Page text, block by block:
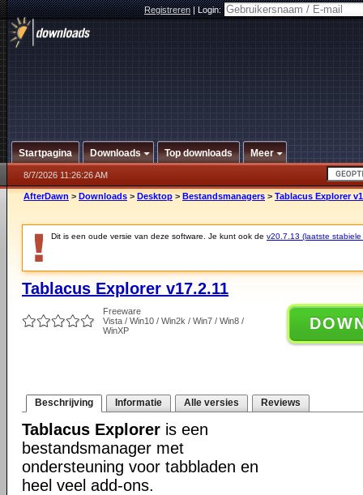
Registreren|Login:
Startpagina Downloads Top downloads Meer
8/7/2026 11:26:26 AM
AfterDawn > Downloads > Desktop > Bestandsmanagers > Tablacus Explorer
Dit is een oude versie van deze software. Je kunt ook de v20.7.13 (laatste stabiele
Tablacus Explorer v17.2.11
Freeware
Vista / Win10 / Win2k / Win7 / Win8 /
WinXP
Beschrijving Informatie Alle versies Reviews
Tablacus Explorer is een
bestandsmanager met
ondersteuning voor tabbladen en
heel veel add-ons.